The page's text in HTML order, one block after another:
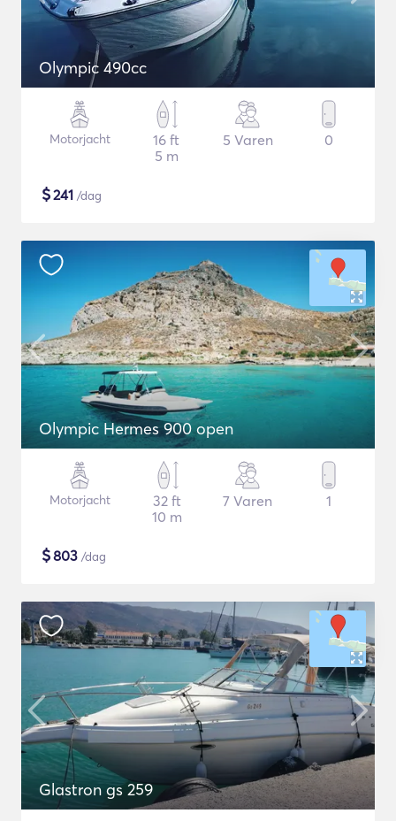
Olympic 490cc
Motorjacht
16 ft
5 m
5 Varen 0
$241 /dag
Olympic Hermes 900 open
Motorjacht
32 ft
10 m
7 Varen 1
$803 /dag
Glastron gs 259